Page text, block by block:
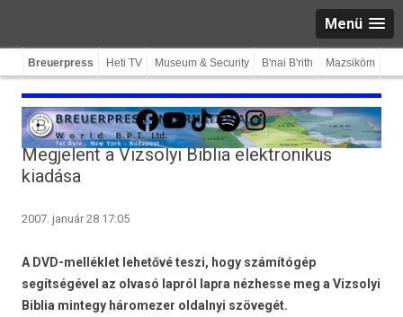
Menü
Breuerpress Heti TV Museum & Security B'nai B'rith Mazsiköm
Facebook
YouTube
TikTokSpotifyInstagram
Megjelent a Vizsolyi Biblia elektronikus
kiadása
2007. január 28 17:05
A DVD-melléklet lehetővé teszi, hogy számítógép
segítségével az olvasó lapról lapra nézhesse meg a Vizsolyi
Biblia mintegy háromezer oldalnyi szövegét.